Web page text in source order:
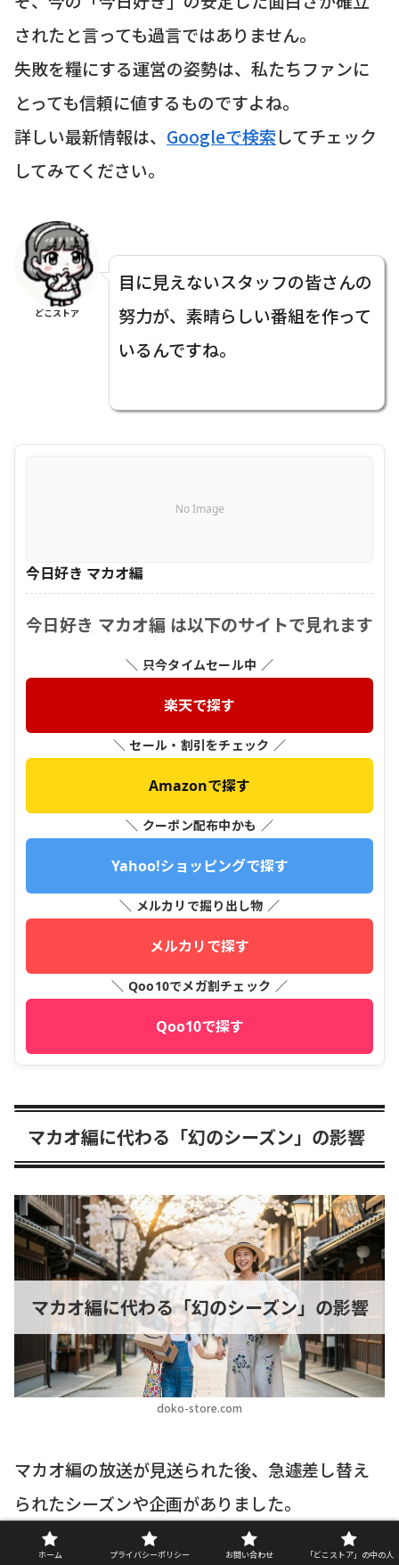
されたと言っても過言ではありません。
失敗を糧にする運営の姿勢は、私たちファンに
とっても信頼に値するものですよね。
詳しい最新情報は、 Googleで検索してチェック
してみてください。
どこストア
目に見えないスタッフの皆さんの
努力が、素晴らしい番組を作って
いるんですね。
No Image
今日好き マカオ編
今日好き マカオ編 は以下のサイトで見れます
＼ 只今タイムセール中 ／
楽天で探す
＼ セール・割引をチェック ／
Amazonで探す
＼ クーポン配布中かも ／
Yahoo!ショッピングで探す
＼ メルカリで掘り出し物 ／
メルカリで探す
＼ Qoo10でメガ割チェック ／
Qoo10で探す
マカオ編に代わる「幻のシーズン」の影響
doko-store.com
マカオ編に代わる「幻のシーズン」の影響
マカオ編の放送が見送られた後、急遽差し替え
られたシーズンや企画がありました。
これをファンの間では「救済シーズン」と呼ぶ
ホーム プライバシーポリシー お問い合わせ 「どこストア」の中の人